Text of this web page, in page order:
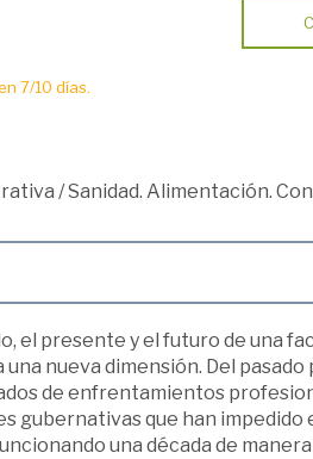
7/10 días.
/Sanidad. Alimentación.
el presente y el futuro de una
nueva dimensión. Del
de enfrentamientos
gubernativas que han impedido
una década de